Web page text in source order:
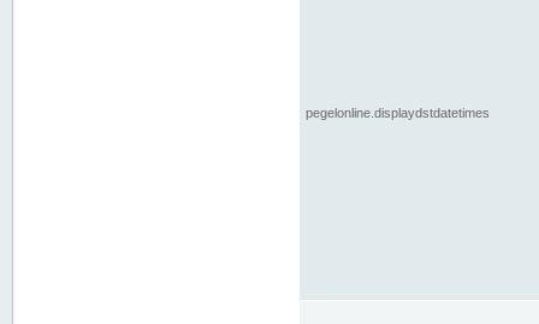
pegelonline.displaydstdatetimes